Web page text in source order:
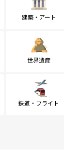
建築・アート
世界遺産
鉄道・フライト